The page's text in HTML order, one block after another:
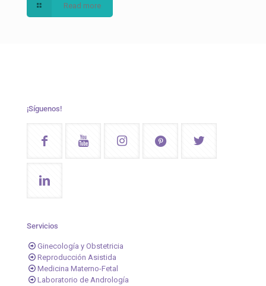
Read more
¡Síguenos!
Servicios
Ginecología y Obstetricia
Reproducción Asistida
Medicina Materno-Fetal
Laboratorio de Andrología